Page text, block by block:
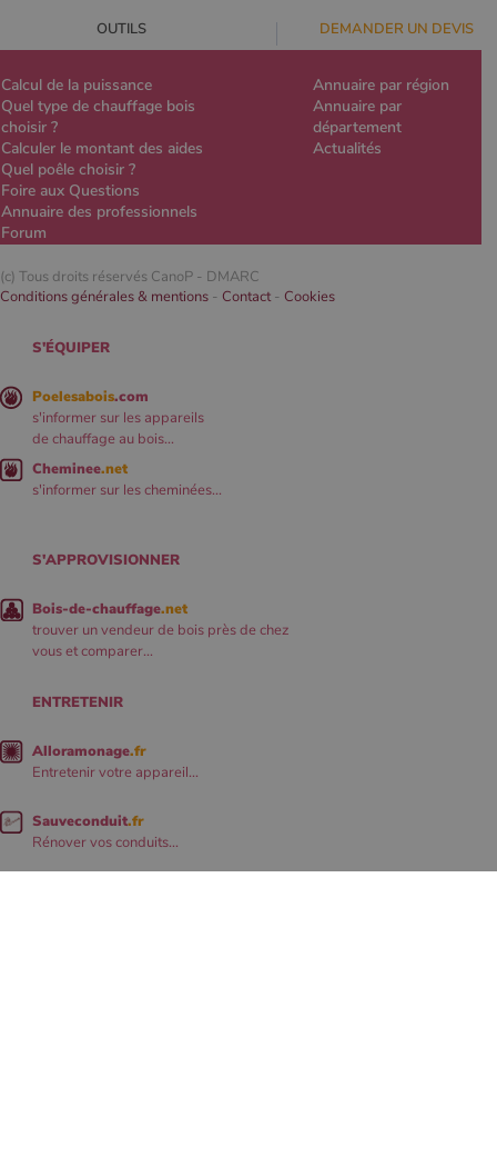
OUTILS DEMANDER UN DEVIS
Calcul de la puissance
Quel type de chauffage bois
choisir ?
Calculer le montant des aides
Quel poêle choisir ?
Foire aux Questions
Annuaire des professionnels
Forum
Annuaire par région
Annuaire par
département
Actualités
(c) Tous droits réservés CanoP - DMARC
Conditions générales & mentions - Contact- Cookies
S'ÉQUIPER
Poelesabois.com
s'informer sur les appareils
de chauffage au bois...
Cheminee.net
s'informer sur les cheminées...
S'APPROVISIONNER
Bois-de-chauffage.net
trouver un vendeur de bois près de chez
vous et comparer...
ENTRETENIR
Alloramonage.fr
Entretenir votre appareil...
Sauveconduit.fr
Rénover vos conduits...